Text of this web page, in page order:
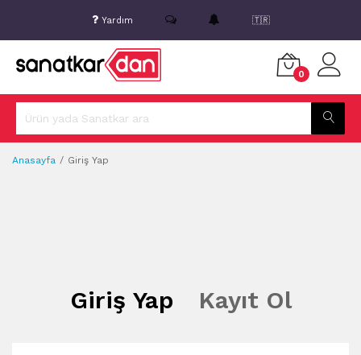
Yardım 🇹🇷
0
Anasayfa Giriş Yap
Giriş Yap Kayıt Ol